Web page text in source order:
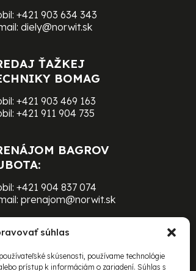
súhlas
skúsenosti, používame technológie
prístup k informáciám o zariadení. Súhlas s
+421 903 634 343
diely@norwit.sk
ŤAŽKEJ
BOMAG
+421 903 469 163
+421 911 904 735
BAGROV
+421 904 837 074
prenajom@norwit.sk
ŤAŽKEJ
BOMAG: